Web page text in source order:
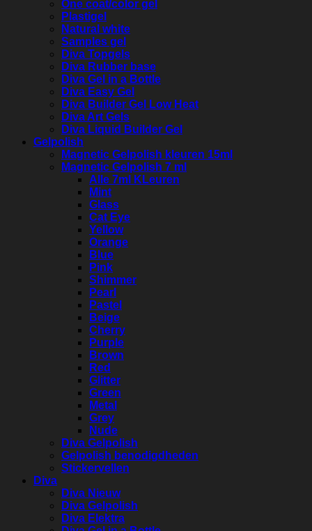
One coat/color gel
Plastigel
Natural white
Samples gel
Diva Topgels
Diva Rubber base
Diva Gel in a Bottle
Diva Easy Gel
Diva Builder Gel Low Heat
Diva Art Gels
Diva Liquid Builder Gel
Gelpolish
Magnetic Gelpolish kleuren 15ml
Magnetic Gelpolish 7 ml
Alle 7ml KLeuren
Mint
Glass
Cat Eye
Yellow
Orange
Blue
Pink
Shimmer
Pearl
Pastel
Beige
Cherry
Purple
Brown
Red
Glitter
Green
Metal
Grey
Nude
Diva Gelpolish
Gelpolish benodigdheden
Stickervellen
Diva
Diva Nieuw
Diva Gelpolish
Diva Elektra